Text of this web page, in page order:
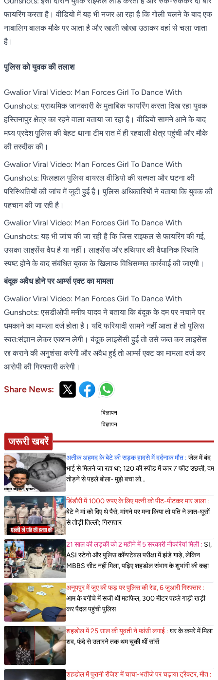
फायरिंग करता है। वीडियो में यह भी नजर आ रहा है कि गोली चलने के बाद एक
नाबालिग बालक मौके पर आता है और खाली खोखा उठाकर वहां से चला जाता
है।
पुलिस को युवक की तलाश
Gwalior Viral Video: Man Forces Girl To Dance With
Gunshots: प्राथमिक जानकारी के मुताबिक फायरिंग करता दिख रहा युवक
हस्तिनापुर क्षेत्र का रहने वाला बताया जा रहा है। वीडियो सामने आने के बाद
मध्य प्रदेश पुलिस की बेहट थाना टीम रात में ही रहवाली क्षेत्र पहुंची और मौके
की तस्दीक की।
Gwalior Viral Video: Man Forces Girl To Dance With
Gunshots: फिलहाल पुलिस वायरल वीडियो की सत्यता और घटना की
परिस्थितियों की जांच में जुटी हुई है। पुलिस अधिकारियों ने बताया कि युवक की
पहचान की जा रही है।
Gwalior Viral Video: Man Forces Girl To Dance With
Gunshots: यह भी जांच की जा रही है कि जिस राइफल से फायरिंग की गई,
उसका लाइसेंस वैध है या नहीं। लाइसेंस और हथियार की वैधानिक स्थिति
स्पष्ट होने के बाद संबंधित युवक के खिलाफ विधिसम्मत कार्रवाई की जाएगी।
बंदूक अवैध होने पर आर्म्स एक्ट का मामला
Gwalior Viral Video: Man Forces Girl To Dance With
Gunshots: एसडीओपी मनीष यादव ने बताया कि बंदूक के दम पर नचाने पर
धमकाने का मामला दर्ज होता है। यदि फरियादी सामने नहीं आता है तो पुलिस
स्वत:संज्ञान लेकर एक्शन लेगी। बंदूक लाइसेंसी हुई तो उसे जब्त कर लाइसेंस
रद्द कराने की अनुशंसा करेगी और अवैध हुई तो आर्म्स एक्ट का मामला दर्ज कर
आरोपी की गिरफ्तारी करेगी।
Share News:
विज्ञापन
विज्ञापन
जरूरी खबरें
अतीक अहमद के बेटे की सड़क हादसे में दर्दनाक मौत : जेल में बंद
भाई से मिलने जा रहा था; 120 की स्पीड में कार 7 फीट उछली, दम
तोड़ने से पहले बोला- मुझे बचा लो...
डिंडौरी में 1000 रुपए के लिए पत्नी को पीट-पीटकर मार डाला :
बेटे ने मां को दिए थे पैसे, मांगने पर मना किया तो पति ने लात-घूसों
से तोड़ी तिल्ली; गिरफ्तार
21 साल की लड़की को 2 महीने में 5 सरकारी नौकरियां मिली : SI,
ASI स्टेनो और पुलिस कॉन्स्टेबल परीक्षा में झंडे गाड़े, लेकिन
MBBS सीट नहीं मिला, पढ़िए शहडोल संभाग के शुभांगी की कहा
अनूपपुर में जुए की फड़ पर पुलिस की रेड, 6 जुआरी गिरफ्तार :
आम के बगीचे में सजी थी महफिल, 300 मीटर पहले गाड़ी खड़ी
कर पैदल पहुंची पुलिस
शहडोल में 25 साल की युवती ने फांसी लगाई : घर के कमरे में मिला
शव, फंदे से उतारने तक थम चुकी थीं सांसें
शहडोल में पुरानी रंजिश में चाचा-भतीजे पर चढ़ाया ट्रैक्टर, मौत :